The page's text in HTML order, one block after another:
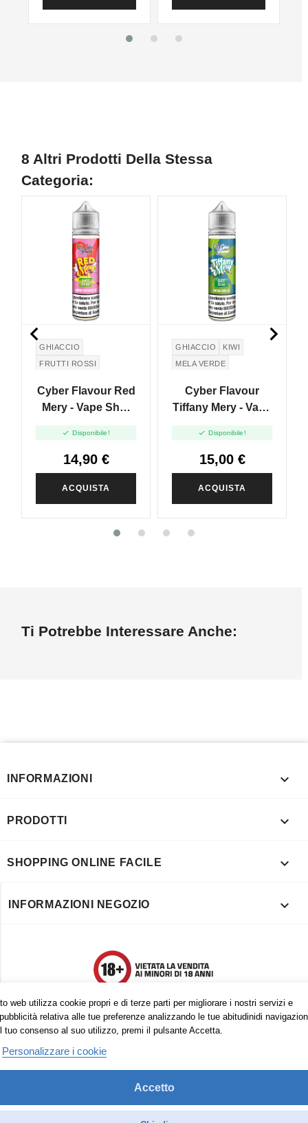
8 Altri Prodotti Della Stessa
Categoria:
GHIACCIO
FRUTTI ROSSI
Cyber Flavour Red
Mery - Vape Shot
 Disponibile!
14,90 €
ACQUISTA
GHIACCIO
KIWI
MELA VERDE
Cyber Flavour
Tiffany Mery - Vape
 Disponibile!
15,00 €
ACQUISTA
 
Ti Potrebbe Interessare Anche:
web utilizza cookie propri e di terze parti per migliorare i nostri servizi e
relativa alle tue preferenze analizzando le tue abitudinidi
tuo consenso al suo utilizzo, premi il pulsante Accetta.
Personalizzare i cookie
Accetto
INFORMAZIONI 
PRODOTTI 
SHOPPING ONLINE FACILE 
INFORMAZIONI NEGOZIO 
Trovaci anche su: